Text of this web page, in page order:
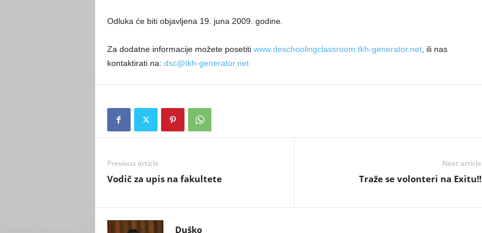
Odluka će biti objavljena 19. juna 2009. godine.
Za dodatne informacije možete posetiti www.deschoolingclassroom.tkh-generator.net, ili nas
kontaktirati na: dsc@tkh-generator.net
Previous article
Vodič za upis na fakultete
Next article
Traže se volonteri na Exitu!!
Duško